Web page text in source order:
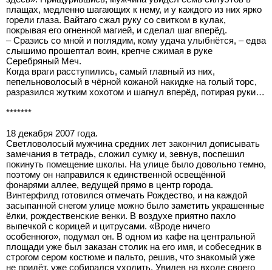
плащах, медленно шагающих к нему, и у каждого из них ярко
горели глаза. Вайтаго сжал руку со свитком в кулак,
покрывая его огненной магией, и сделал шаг вперёд.
– Сразись со мной и поглядим, кому удача улыбнётся, – едва
слышимо прошептал воин, крепче сжимая в руке
Серебряный Меч.
Когда враги расступились, самый главный из них,
пепельноволосый в чёрной кожаной накидке на голый торс,
разразился жутким хохотом и шагнул вперёд, потирая руки…
*******
18 декабря 2007 года.
Светловолосый мужчина средних лет закончил дописывать
замечания в тетрадь, сложил сумку и, зевнув, поспешил
покинуть помещение школы. На улице было довольно темно,
поэтому он направился к единственной освещённой
фонарями аллее, ведущей прямо в центр города.
Винтерфилд готовился отмечать Рождество, и на каждой
засыпанной снегом улице можно было заметить украшенные
ёлки, рождественские венки. В воздухе приятно пахло
выпечкой с корицей и цитрусами. «Вроде ничего
особенного», подумал он. В одном из кафе на центральной
площади уже был заказан столик на его имя, и собеседник в
строгом сером костюме и пальто, решив, что знакомый уже
не придёт, уже собирался уходить. Увидев на входе своего